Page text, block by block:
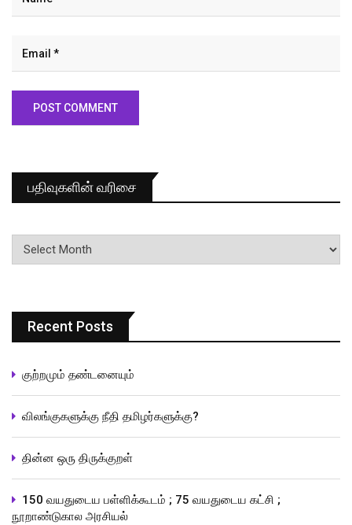
பதிவுகளின் வரிசை
பதிவுகளின்
வரிசை
Recent Posts
குற்றமும் தண்டனையும்
விலங்குகளுக்கு நீதி தமிழர்களுக்கு?
தின்ன ஒரு திருக்குறள்
150 வயதுடைய பள்ளிக்கூடம் ; 75 வயதுடைய கட்சி ;
நூறாண்டுகால அரசியல்